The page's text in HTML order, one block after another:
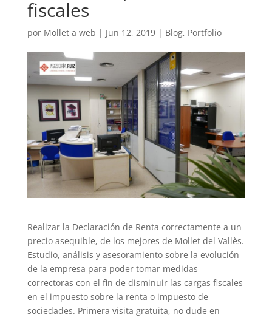
fiscales
por Mollet a web | Jun 12, 2019| Blog, Portfolio
Realizar la Declaración de Renta correctamente a un
precio asequible, de los mejores de Mollet del Vallès.
Estudio, análisis y asesoramiento sobre la evolución
de la empresa para poder tomar medidas
correctoras con el fin de disminuir las cargas fiscales
en el impuesto sobre la renta o impuesto de
sociedades. Primera visita gratuita, no dude en